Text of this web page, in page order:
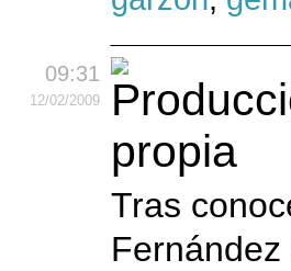
09:31
12/02/2009
Tras